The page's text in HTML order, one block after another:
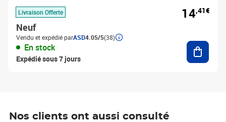
Livraison Offerte
Neuf
Vendu et expédié parASD4.05/5(38)
En stock
Expédié sous 7 jours
14,41€
Nos clients ont aussi consulté